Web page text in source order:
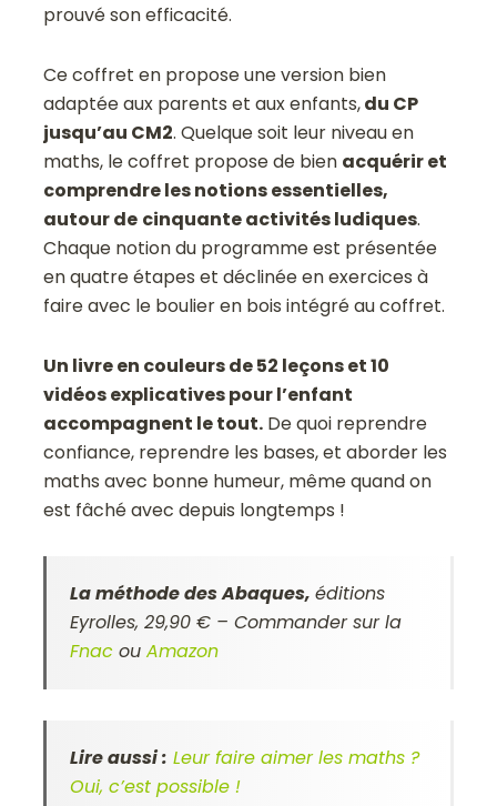
prouvé son efficacité.
Ce coffret en propose une version bien
adaptée aux parents et aux enfants,du CP
jusqu’au CM2. Quelque soit leur niveau en
maths, le coffret propose de bien acquérir et
comprendre les notions essentielles,
autour de cinquante activités ludiques.
Chaque notion du programme est présentée
en quatre étapes et déclinée en exercices à
faire avec le boulier en bois intégré au coffret.
Un livre en couleurs de 52 leçons et 10
vidéos explicatives pour l’enfant
accompagnent le tout. De quoi reprendre
confiance, reprendre les bases, et aborder les
maths avec bonne humeur, même quand on
est fâché avec depuis longtemps !
La méthode des Abaques,éditions
Eyrolles, 29,90 € – Commander sur la
Fnac ouAmazon
Lire aussi : Leur faire aimer les maths ?
Oui, c’est possible !